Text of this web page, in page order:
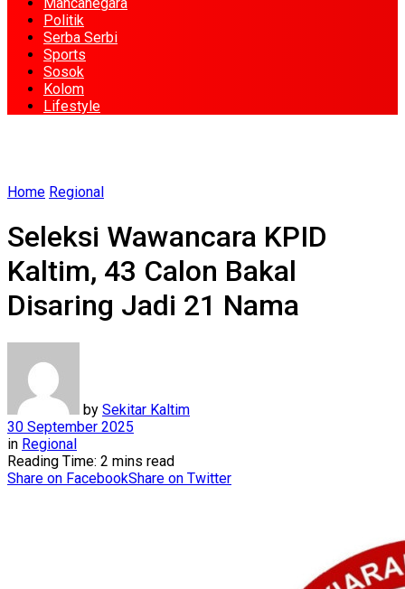
Politik
Serba Serbi
Sports
Sosok
Kolom
Lifestyle
Home Regional
Seleksi Wawancara KPID
Kaltim, 43 Calon Bakal
Disaring Jadi 21 Nama
by Sekitar Kaltim
30 September 2025
in Regional
Reading Time: 2 mins read
Share on FacebookShare on Twitter